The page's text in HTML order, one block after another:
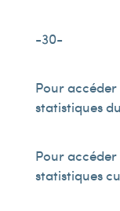
-30-
Pour
statistiques
Pour
statistiques